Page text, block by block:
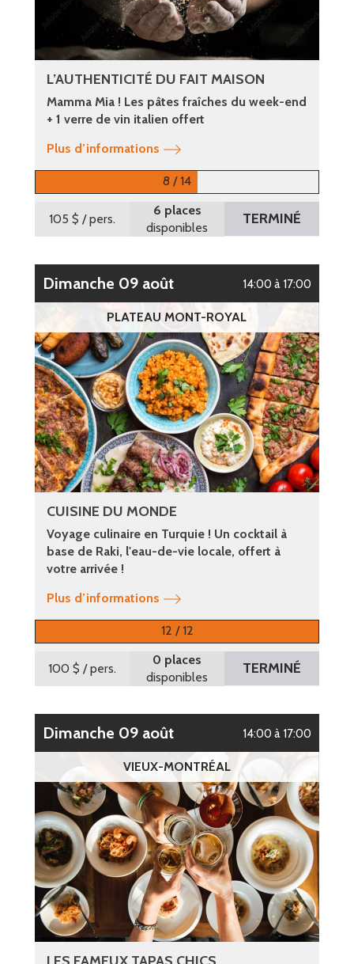
L’AUTHENTICITÉ DU FAIT MAISON
Mamma Mia ! Les pâtes fraîches du week-end
+ 1 verre de vin italien offert
Plus d’informations
8 / 14
105 $ / pers.
6 places
disponibles
TERMINÉ
dimanche 09 août 14:00 à 17:00
PLATEAU MONT-ROYAL
CUISINE DU MONDE
Voyage culinaire en Turquie ! Un cocktail à
base de Raki, l'eau-de-vie locale, offert à
votre arrivée !
Plus d’informations
12 / 12
100 $ / pers.
0 places
disponibles
TERMINÉ
dimanche 09 août 14:00 à 17:00
VIEUX-MONTRÉAL